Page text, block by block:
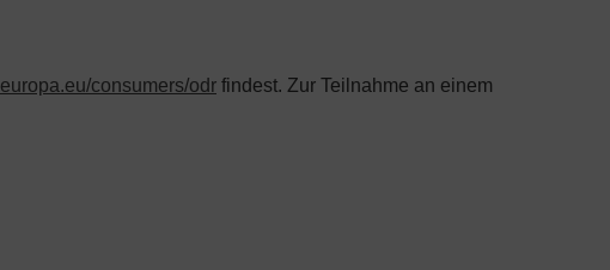
consumers/odr findest. Zur Teilnahme an einem